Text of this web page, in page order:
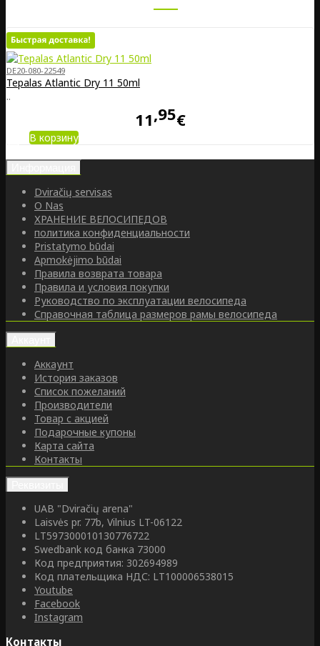
DE20-080-22549
Tepalas Atlantic Dry 11 50ml
..
11 95€
В корзину
Dviračių servisas
O Nas
ХРАНЕНИЕ ВЕЛОСИПЕДОВ
политика конфиденциальности
Pristatymo būdai
Apmokėjimo būdai
Правила возврата товара
Правила и условия покупки
Руководство по эксплуатации велосипеда
Справочная таблица размеров рамы велосипеда
Аккаунт
История заказов
Список пожеланий
Производители
Товар с акцией
Подарочные купоны
Карта сайта
Контакты
UAB "Dviračių arena"
Laisvės pr. 77b, Vilnius LT-06122
LT597300010130776722
Swedbank код банка 73000
Код предприятия: 302694989
Код плательщика НДС: LT100006538015
Youtube
Facebook
Instagram
Контакты